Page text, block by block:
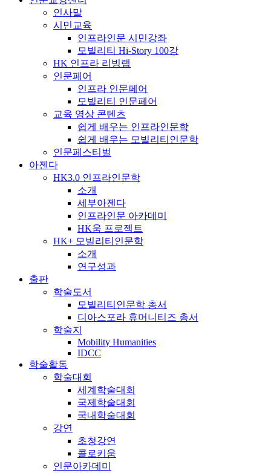
인사말
시민교육
인프라인문 시민강좌
모빌리티 Hi-Story 100강
HK 인프라 리빙랩
인문페어
인프라 인문페어
모빌리티 인문페어
교육 영상 콘텐츠
쉽게 배우는 인프라인문학
쉽게 배우는 모빌리티인문학
인문페스티벌
아젠다
HK3.0 인프라인문학
소개
세부아젠다
인프라인문 아카데미
HK움 프로젝트
HK+ 모빌리티인문학
소개
연구성과
출판
학술도서
모빌리티인문학 총서
디아스포라 휴머니티즈 총서
학술지
Mobility Humanities
IDCC
학술활동
학술대회
세계학술대회
국제학술대회
국내학술대회
강연
초청강연
콜로키움
인문아카데미